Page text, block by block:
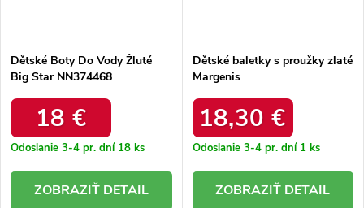
Dětské Boty Do Vody Žluté
Big Star NN374468
18 €
Odoslanie 3-4 pr. dní 18 ks
DETAIL
Dětské baletky s proužky zlaté
Margenis
18,30 €
Odoslanie 3-4 pr. dní 1 ks
DETAIL